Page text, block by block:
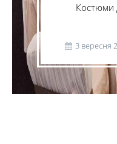
Костюми
колективів,
3 вересня